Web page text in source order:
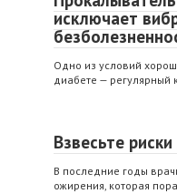
исключает
Одно из условий
диабете — регулярный
Взвесьте
В последние годы
ожирения, которая